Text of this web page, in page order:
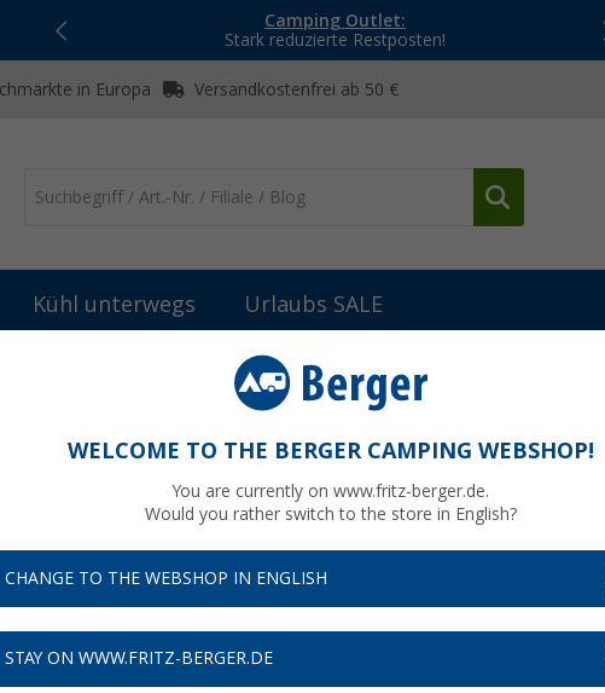
Camping Outlet:
Stark reduzierte Restposten!
in Europa Versandkostenfrei ab 50 €
Kühl unterwegs Urlaubs SALE
THERM-A-REST
WELCOME TO THE BERGER CAMPING WEBSHOP!
You are currently on www.fritz-berger.de.
Would you rather switch to the store in English?
CHANGE TO THE WEBSHOP IN ENGLISH
STAY ON WWW.FRITZ-BERGER.DE